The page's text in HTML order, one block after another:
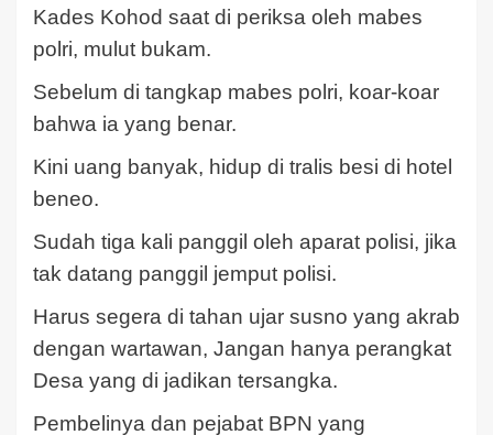
Kades Kohod saat di periksa oleh mabes
polri, mulut bukam.
Sebelum di tangkap mabes polri, koar-koar
bahwa ia yang benar.
Kini uang banyak, hidup di tralis besi di hotel
beneo.
Sudah tiga kali panggil oleh aparat polisi, jika
tak datang panggil jemput polisi.
Harus segera di tahan ujar susno yang akrab
dengan wartawan, Jangan hanya perangkat
Desa yang di jadikan tersangka.
Pembelinya dan pejabat BPN yang